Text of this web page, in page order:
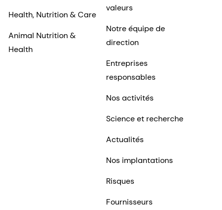
Health, Nutrition & Care
Animal Nutrition &
Health
valeurs
Notre équipe de
direction
Entreprises
responsables
Nos activités
Science et recherche
Actualités
Nos implantations
Risques
Fournisseurs